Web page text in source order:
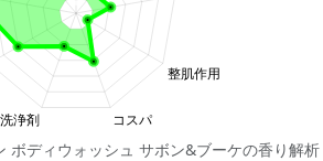
ボディウォッシュ サボン&ブーケの香り解析